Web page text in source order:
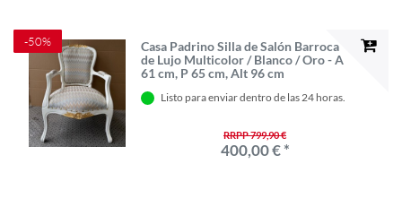
-50%
Casa Padrino Silla de Salón Barroca
de Lujo Multicolor / Blanco / Oro - A
61 cm, P 65 cm, Alt 96 cm
Listo para enviar dentro de las 24 horas.
RRPP 799,90 €
400,00 € *